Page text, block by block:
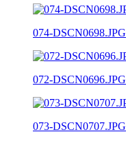
074-DSCN0698.JPG
072-DSCN0696.JPG
073-DSCN0707.JPG